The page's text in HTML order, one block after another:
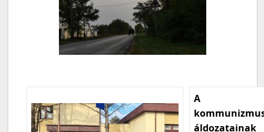
A
áldozatainak